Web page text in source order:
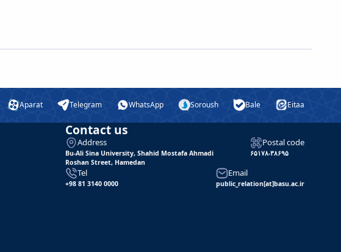
Aparat Telegram WhatsApp Soroush Bale Eitaa
Contact us
Address
Bu-Ali Sina University, Shahid Mostafa Ahmadi
Roshan Street, Hamedan
Postal code
۶۵۱۷۸-۳۸۶۹۵
Tel
+98 81 3140 0000
Email
public_relation[at]basu.ac.ir